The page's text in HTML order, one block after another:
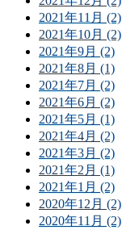
2021年11月 (2)
2021年10月 (2)
2021年9月 (2)
2021年8月 (1)
2021年7月 (2)
2021年6月 (2)
2021年5月 (1)
2021年4月 (2)
2021年3月 (2)
2021年2月 (1)
2021年1月 (2)
2020年12月 (2)
2020年11月 (2)